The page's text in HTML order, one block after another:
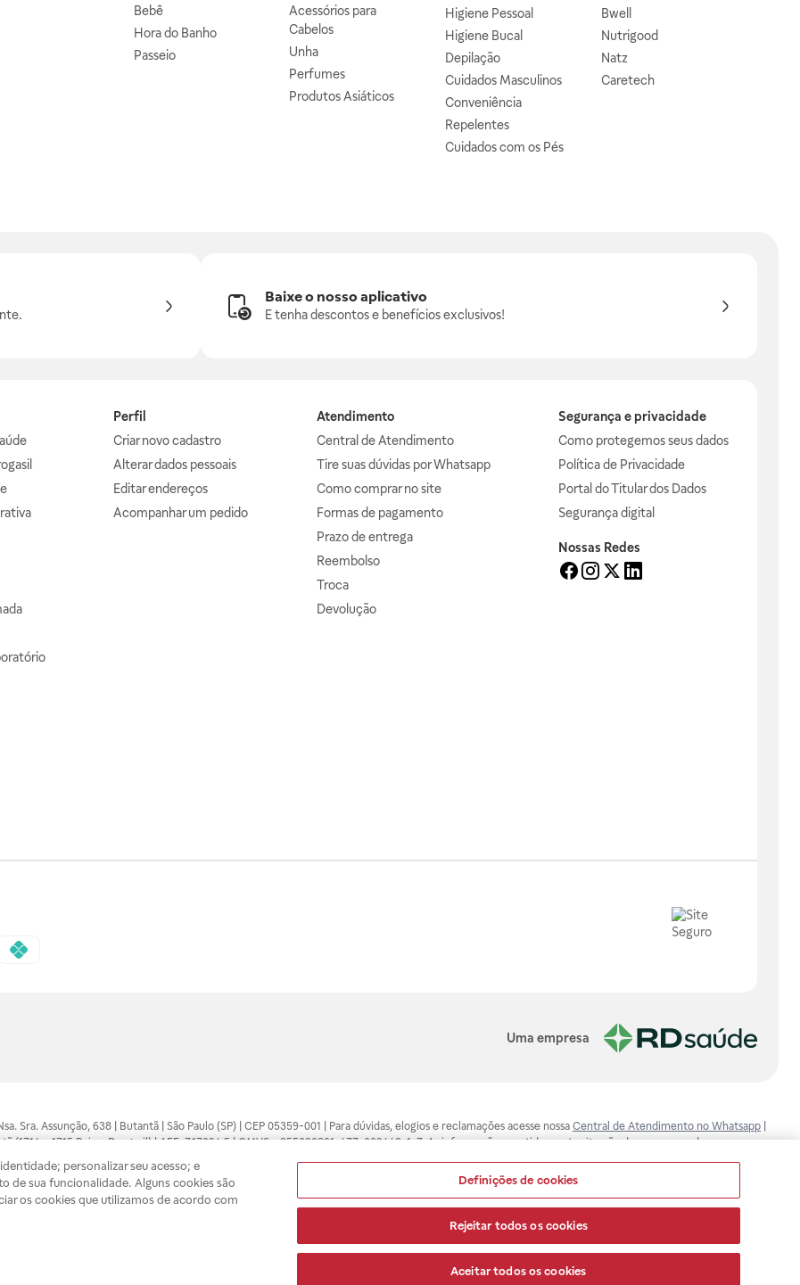
Bebê
Hora do Banho
Passeio
Acessórios para
Cabelos
Unha
Perfumes
Produtos Asiáticos
Higiene Pessoal
Higiene Bucal
Depilação
Cuidados Masculinos
Conveniência
Repelentes
Cuidados com os Pés
Bwell
Nutrigood
Natz
Caretech
Baixe o nosso aplicativo
E tenha descontos e benefícios exclusivos!
Perfil
Criar novo cadastro
Alterar dados pessoais
Editar endereços
Acompanhar um pedido
Atendimento
Central de Atendimento
Tire suas dúvidas por Whatsapp
Como comprar no site
Formas de pagamento
Prazo de entrega
Reembolso
Troca
Devolução
Segurança e privacidade
Como protegemos seus dados
Política de Privacidade
Portal do Titular dos Dados
Segurança digital
Nossas Redes
Uma empresa
Sra. Assunção, 638 | Butantã | São Paulo (SP) | CEP 05359-001 | Para dúvidas, elogios e reclamações acesse nossa Central de Atendimento no Whatsapp
(1714 e 1715 Raia e Drogasil) | AFE: 7.17094.5 | CMVS - 355030801-477-002443-1-7. As informações contidas neste site não devem ser usadas para
profissional da área médica. Somente o médico está apto a diagnosticar qualquer problema de saúde e prescrever o tratamento adequado. Ao
divulgados no site são válidos apenas para compras feitas pela internet. Maiores esclarecimentos, consultar o site: www.anvisa.gov.br. A Raia Drogasil
você possa realizar suas compras com tranquilidade. A privacidade e a segurança dos clientes são compromissos da Raia Drogasil SA. Todos os pedidos
estoque.
personalizar seu acesso; e
de sua funcionalidade. Alguns cookies são
os cookies que utilizamos de acordo com
Definições de cookies
Rejeitar todos os cookies
Aceitar todos os cookies